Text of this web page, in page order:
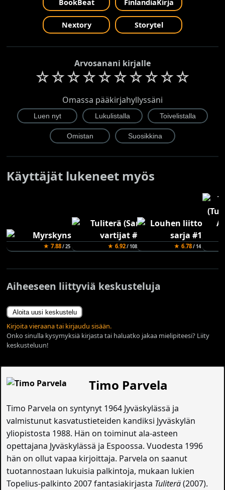
BookBeat FinlandiaKirja
Nextory Storytel
Arvosanani kirjalle
☆☆☆☆☆☆☆☆☆☆
Omassa pääkirjahyllyssäni
Käyttäjät lukeneet myös
★ 7.88/ 25 ★ 6.92/ 108 ★ 6.78/ 14
Aiheeseen liittyviä keskusteluja
Aloita uusi keskustelu
Kirjoita vieraana tai kirjaudu sisään.
Onko sinulla kysymyksiä kirjasta tai haluatko jakaa mielipiteesi? Liity
keskusteluun!
Timo Parvela
Timo Parvela on syntynyt 1964 Jyväskylässä ja
valmistunut kasvatustieteiden kandiksi Jyväskylän
yliopistosta 1988. Hän on toiminut ala-asteen
opettajana Jyväskylässä ja Espoossa. Vuodesta 1996
hän on ollut vapaa kirjoittaja. Parvela on saanut
tuotannostaan lukuisia palkintoja, mukaan lukien
Topelius-palkinto 2007 fantasiakirjasta Tuliterä(2007).